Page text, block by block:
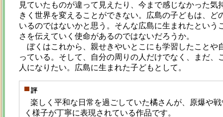
見ていたものが違って見えたり、今まで感じなかった
きく世界を変えることができない。広島の子どもは、
いるのではないかと思う。そんな広島に生まれたとい
さを伝えていく使命があるのではないだろうか。
ぼくはこれから、親せきやいとこにも学習したことや
っている。そして、自分の周りの人だけでなく、まだ
人になりたい。広島に生まれた子どもとして。
評
楽しく平和な日常を過ごしていた橘さんが、原爆や
く様子が丁寧に表現されている作品です。